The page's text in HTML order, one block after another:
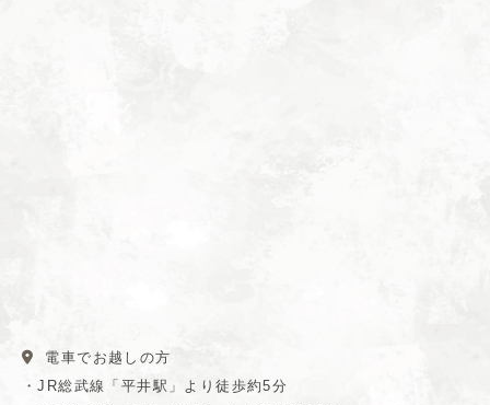
電車でお越しの方
・JR総武線「平井駅」より徒歩約5分